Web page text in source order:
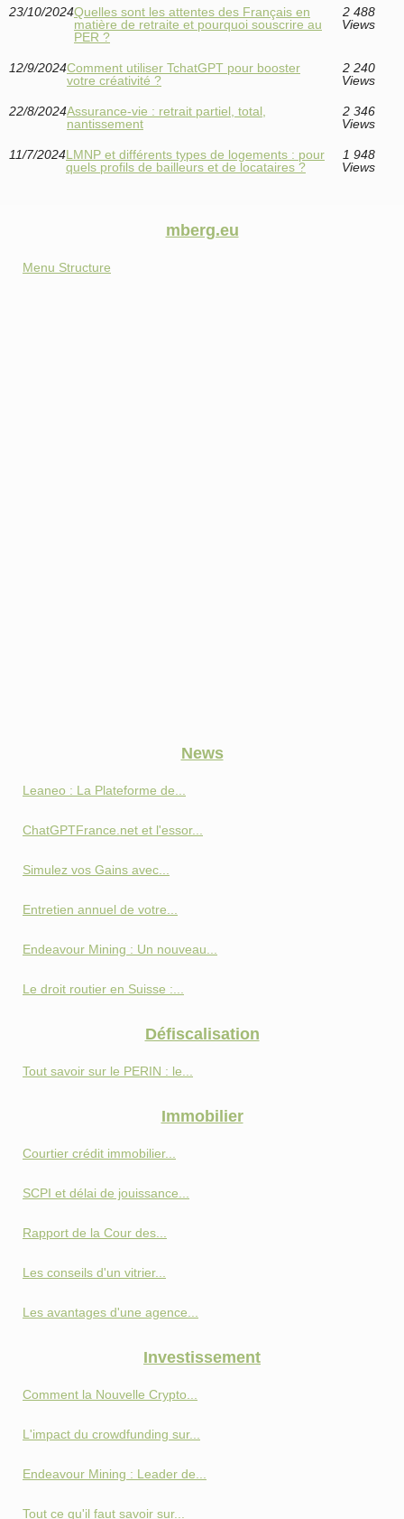
23/10/2024Quelles sont les attentes des Français en
matière de retraite et pourquoi souscrire au
PER ?
2 488
Views
12/9/2024Comment utiliser TchatGPT pour booster
votre créativité ?
2 240
Views
22/8/2024Assurance-vie : retrait partiel, total,
nantissement
2 346
Views
11/7/2024LMNP et différents types de logements : pour
quels profils de bailleurs et de locataires ?
1 948
Views
mberg.eu
Menu Structure
News
Leaneo : La Plateforme de...
ChatGPTFrance.net et l'essor...
Simulez vos Gains avec...
Entretien annuel de votre...
Endeavour Mining : Un nouveau...
Le droit routier en Suisse :...
Défiscalisation
Tout savoir sur le PERIN : le...
Immobilier
Courtier crédit immobilier...
SCPI et délai de jouissance...
Rapport de la Cour des...
Les conseils d'un vitrier...
Les avantages d'une agence...
Investissement
Comment la Nouvelle Crypto...
L'impact du crowdfunding sur...
Endeavour Mining : Leader de...
Tout ce qu'il faut savoir sur...